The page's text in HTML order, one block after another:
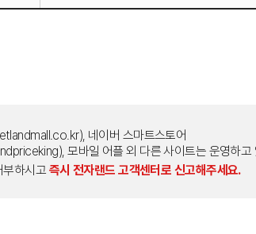
네이버 스마트스토어
모바일 어플 외 다른 사이트는 운영하고
부하시고 즉시 전자랜드 고객센터로 신고해주세요.